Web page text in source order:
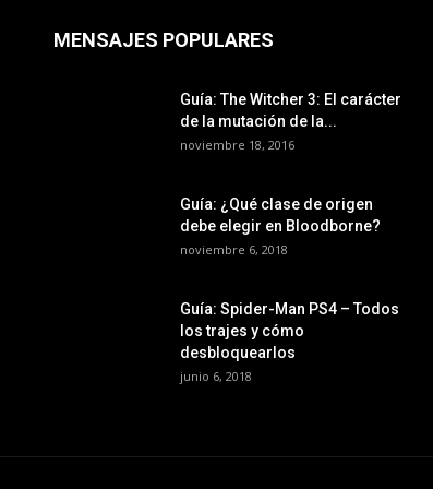
MENSAJES POPULARES
Guía: The Witcher 3: El carácter
de la mutación de la...
noviembre 18, 2016
Guía: ¿Qué clase de origen
debe elegir en Bloodborne?
noviembre 6, 2018
Guía: Spider-Man PS4 – Todos
los trajes y cómo
desbloquearlos
junio 6, 2018